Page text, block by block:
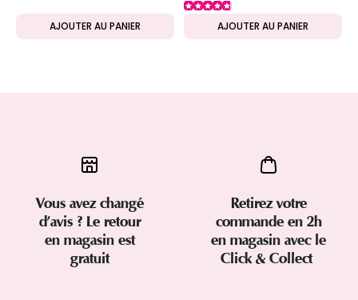
AJOUTER AU PANIER AJOUTER AU PANIER
Vous avez changé
d’avis ? Le retour
en magasin est
gratuit
Retirez votre
commande en 2h
en magasin avec le
Click & Collect